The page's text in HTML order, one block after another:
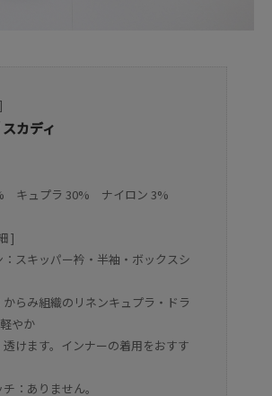
カディ
キュプラ 30% ナイロン 3%
]
スキッパー衿・半袖・ボックスシ
らみ組織のリネンキュプラ・ドラ
やか
けます。インナーの着用をおすす
：ありません。